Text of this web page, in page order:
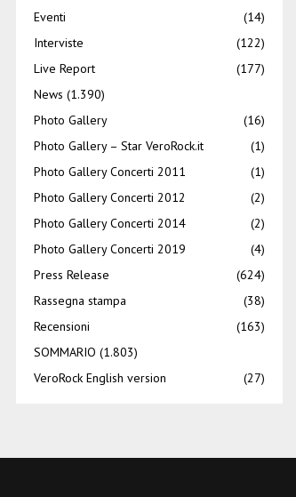
Eventi
(14)
Interviste
(122)
Live Report
(177)
News (1.390)
Photo Gallery
(16)
Photo Gallery – Star VeroRock.it
(1)
Photo Gallery Concerti 2011
(1)
Photo Gallery Concerti 2012
(2)
Photo Gallery Concerti 2014
(2)
Photo Gallery Concerti 2019
(4)
Press Release
(624)
Rassegna stampa
(38)
Recensioni
(163)
SOMMARIO (1.803)
VeroRock English version
(27)